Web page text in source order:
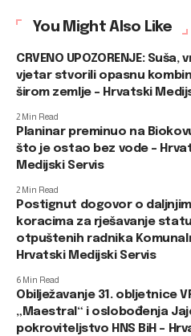
You Might Also Like
CRVENO UPOZORENJE: Suša,
vjetar stvorili opasnu
širom zemlje – Hrvatski
2 Min Read
Planinar preminuo na
što je ostao bez vode –
Medijski Servis
2 Min Read
Postignut dogovor o daljnjim
koracima za rješavanje
otpuštenih radnika
Hrvatski Medijski Servis
6 Min Read
Obilježavanje 31. obljetnice
„Maestral“ i oslobođenja
pokroviteljstvo HNS BiH –